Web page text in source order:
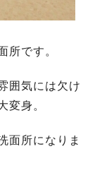
所です。
囲気には欠け
変身。
面所になりま